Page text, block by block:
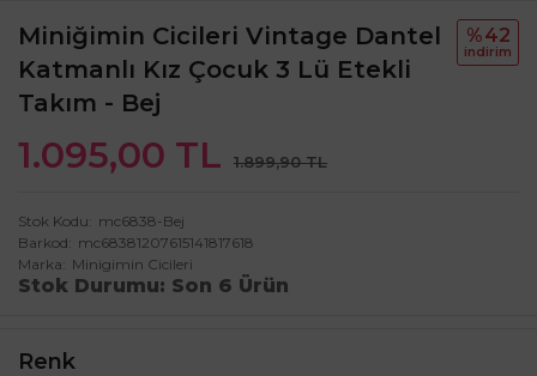
Miniğimin Cicileri Vintage Dantel
Katmanlı Kız Çocuk 3 Lü Etekli
Takım - Bej
1.095,00 TL 1.899,90 TL
%42
i̇ndi̇ri̇m
Stok Kodu
mc6838-Bej
Barkod
mc68381207615141817618
Marka
Minigimin Cicileri
Stok Durumu Son 6 Ürün
Renk